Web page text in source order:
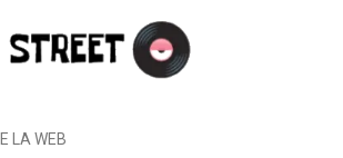
LA WEB